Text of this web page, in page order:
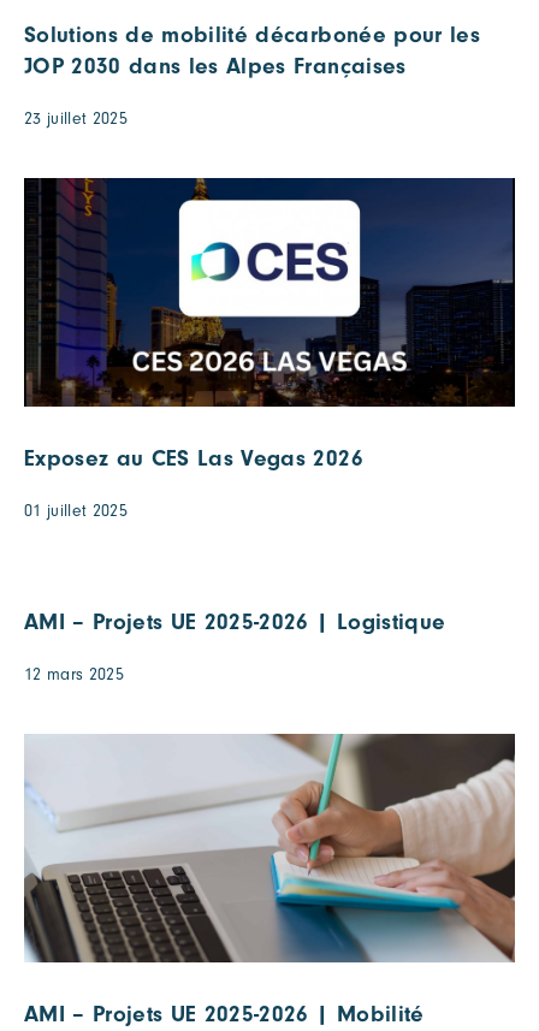
Solutions de mobilité décarbonée pour les
JOP 2030 dans les Alpes Françaises
23 juillet 2025
Exposez au CES Las Vegas 2026
01 juillet 2025
AMI – Projets UE 2025-2026 | Logistique
12 mars 2025
AMI – Projets UE 2025-2026 | Mobilité